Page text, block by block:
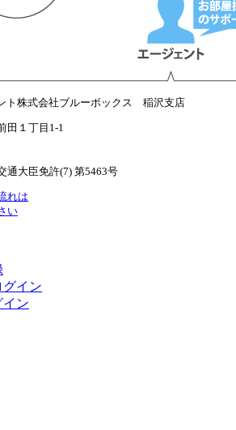
ト 株式会社ブルーボックス 稲沢支店
田１丁目1-1
通大臣免許(7) 第5463号
れは
い